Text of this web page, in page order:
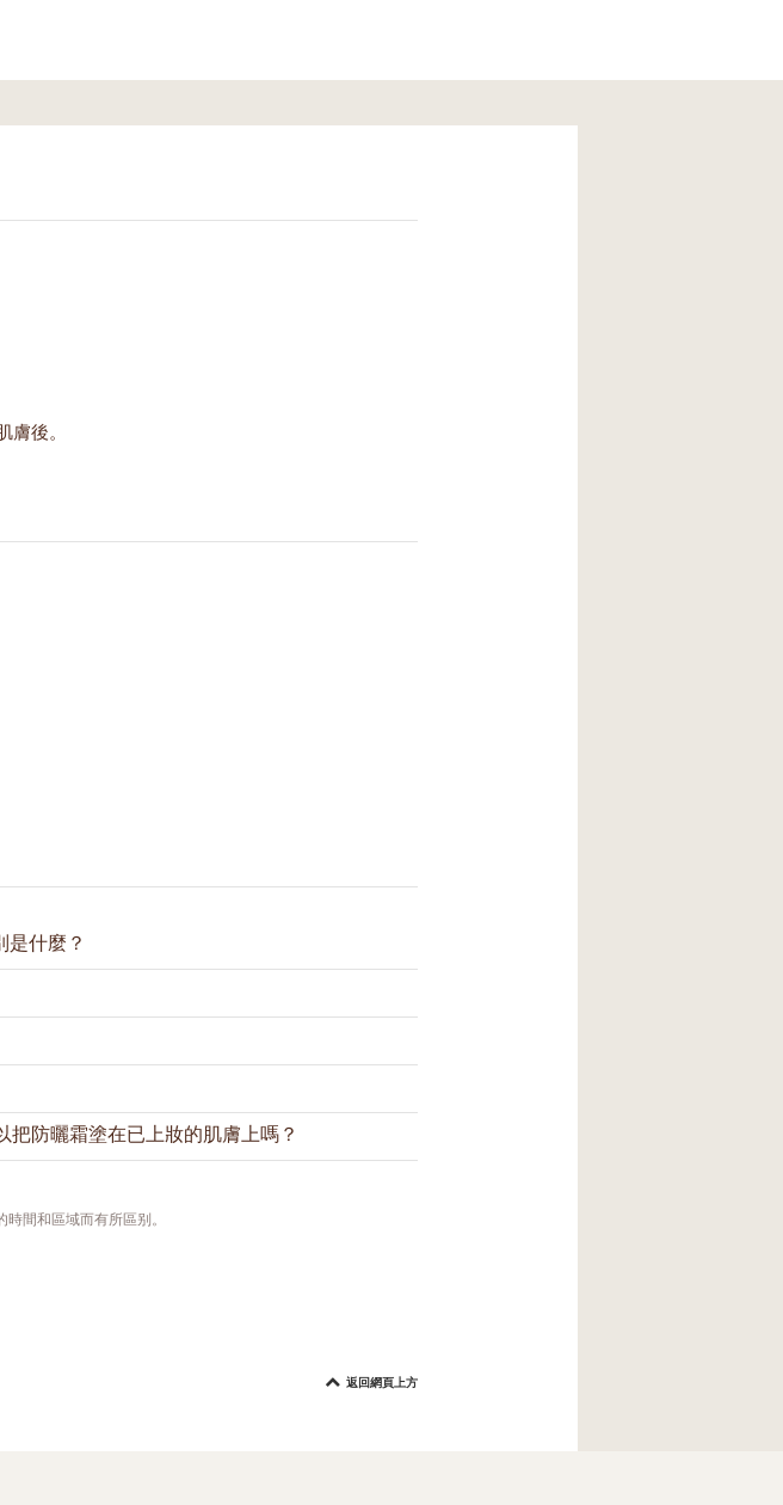
膚後。
是什麼？
（清爽）5M則爲SPF30 PA++的防曬指數。
供戶外活動所需的紫外線防護。我們建議您在
陽光下，我們建議您至少每兩小時補塗一次防
，因為UVA是可穿透玻璃，照射入室內的。
物品接觸，這會導致防曬保護層不可避免地脫
防曬霜塗在已上妝的肌膚上嗎？
。
間和區域而有所區别。
返回網頁上方